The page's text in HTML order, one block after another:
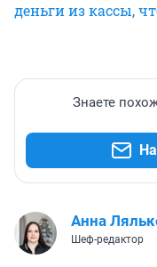
деньги из кассы,
Знаете
Анна
Шеф-редактор